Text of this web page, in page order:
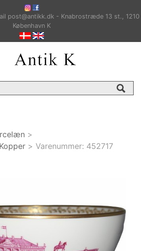
post@antikk.dk - Knabrostræde 13 st., 1210
København K
>
> Varenummer: 452717